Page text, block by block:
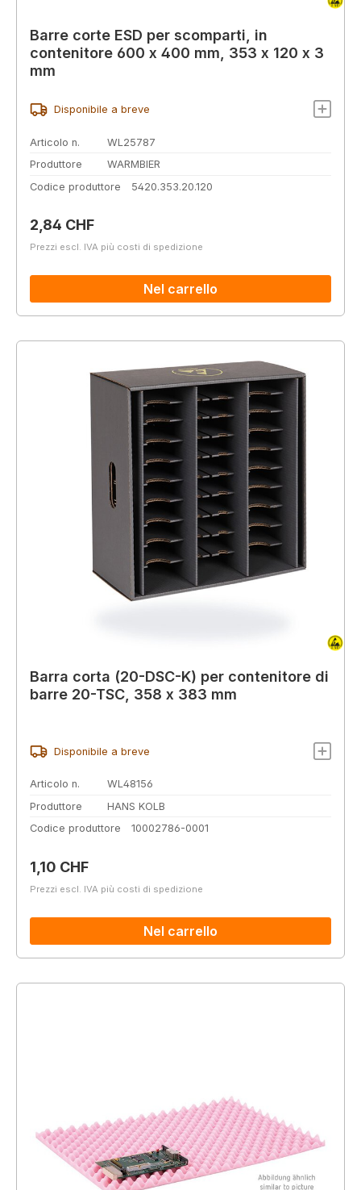
Barre corte ESD per scomparti, in
contenitore 600 x 400 mm, 353 x 120 x 3
mm
Disponibile a breve
Articolo n.
WL25787
Produttore
WARMBIER
Codice produttore
5420.353.20.120
Prezzo normale:
2,84 CHF
Prezzi escl. IVA più costi di spedizione
Nel carrello
Barra corta (20-DSC-K) per contenitore di
barre 20-TSC, 358 x 383 mm
Disponibile a breve
Articolo n.
WL48156
Produttore
HANS KOLB
Codice produttore
10002786-0001
Prezzo normale:
1,10 CHF
Prezzi escl. IVA più costi di spedizione
Nel carrello